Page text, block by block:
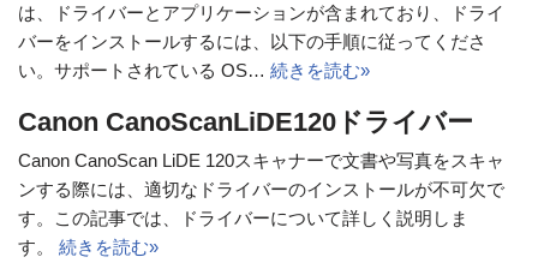
は、ドライバーとアプリケーションが含まれており、ドライ
バーをインストールするには、以下の手順に従ってくださ
い。サポートされている OS… 続きを読む»
Canon CanoScanLiDE120ドライバー
Canon CanoScan LiDE 120スキャナーで文書や写真をスキャ
ンする際には、適切なドライバーのインストールが不可欠で
す。この記事では、ドライバーについて詳しく説明しま
す。 続きを読む»